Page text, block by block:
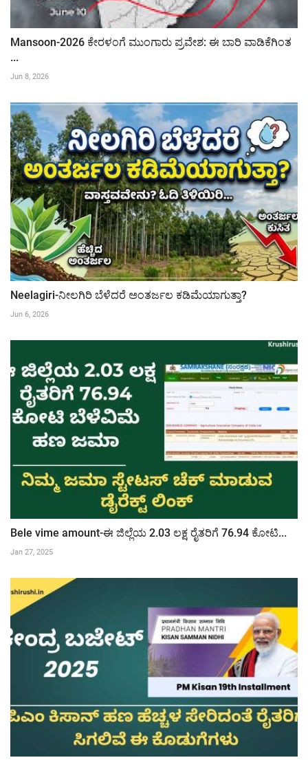
Mansoon-2026 ಕೇರಳಂಗೆ ಮುಂಗಾರು ಪ್ರವೇಶ: ಈ ಬಾರಿ ವಾಡಿಕೆಗಿಂತ
...
Jun 8, 2026
Neelagiri-ನೀಲಗಿರಿ ಬೆಳೆದರೆ ಅಂತರ್ಜಲ ಕಡಿಮೆಯಾಗುತ್ತಾ?
Jun 6, 2026
Bele vime amount-ಈ ಜಿಲ್ಲೆಯ 2.03 ಲಕ್ಷ ರೈತರಿಗೆ 76.94 ಕೋಟಿ...
Jan 27, 2025